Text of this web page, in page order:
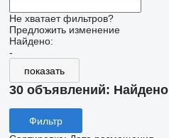
Не хватает фильтров?
Предложить изменение
Найдено:
-
показать
30 объявлений: Найдено
Фильтр